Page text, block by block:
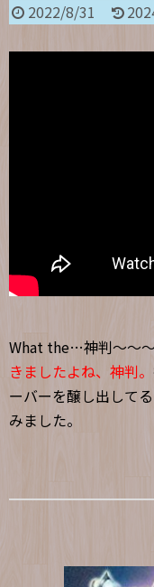
2022/8/31
What the…神判～～～
きましたよね、神判。
ーバーを醸し出して
みました。